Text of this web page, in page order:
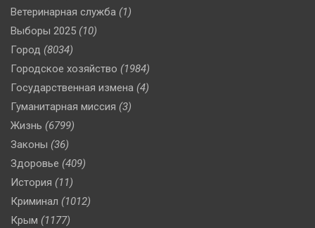
Ветеринарная служба (1)
Выборы 2025 (10)
Город (8034)
Городское хозяйство (1984)
Государственная измена (4)
Гуманитарная миссия (3)
Жизнь (6799)
Законы (36)
Здоровье (409)
История (11)
Криминал (1012)
Крым (1177)